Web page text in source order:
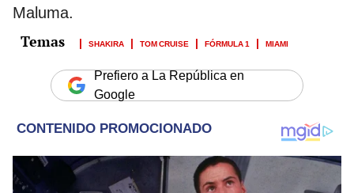
Maluma.
SHAKIRA TOM CRUISE FÓRMULA 1 MIAMI
Prefiero a La República en
Google